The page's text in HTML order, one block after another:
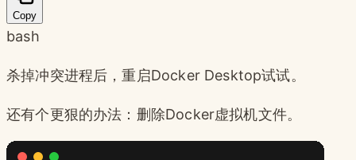
Copy
bash
杀掉冲突进程后，重启Docker Desktop试试。
还有个更狠的办法：删除Docker虚拟机文件。